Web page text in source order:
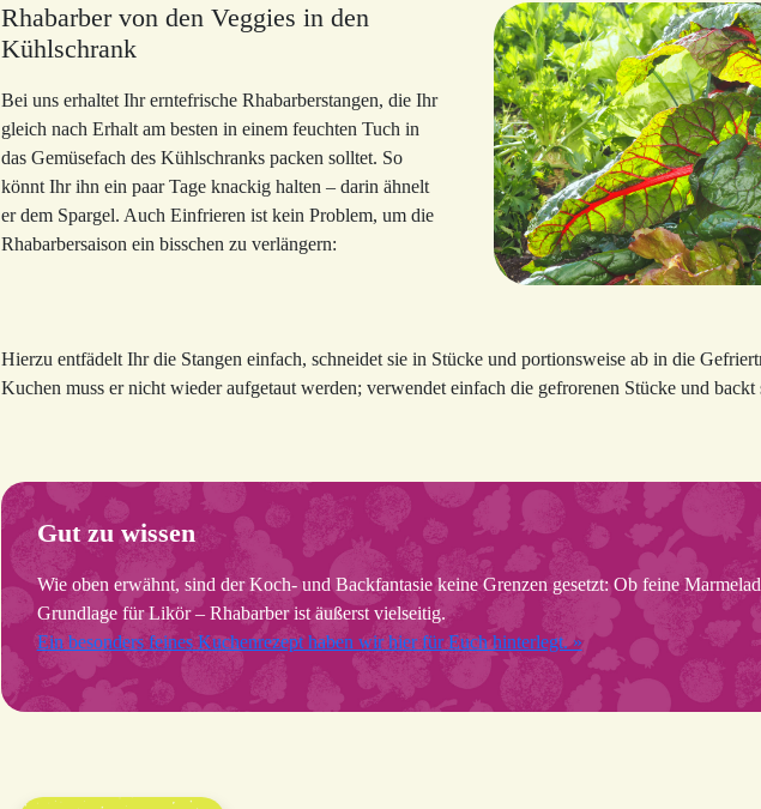
Rhabarber von den Veggies in den
Kühlschrank
Bei uns erhaltet Ihr erntefrische Rhabarberstangen, die Ihr
gleich nach Erhalt am besten in einem feuchten Tuch in
das Gemüsefach des Kühlschranks packen solltet. So
könnt Ihr ihn ein paar Tage knackig halten – darin ähnelt
er dem Spargel. Auch Einfrieren ist kein Problem, um die
Rhabarbersaison ein bisschen zu verlängern:
Hierzu entfädelt Ihr die Stangen einfach, schneidet sie in Stücke und portionsweise ab in die
Kuchen muss er nicht wieder aufgetaut werden; verwendet einfach die gefrorenen Stücke und backt
Gut zu wissen
Wie oben erwähnt, sind der Koch- und Backfantasie keine Grenzen gesetzt: Ob feine
Grundlage für Likör – Rhabarber ist äußerst vielseitig.
Ein besonders feines Kuchenrezept haben wir hier für Euch hinterlegt. »